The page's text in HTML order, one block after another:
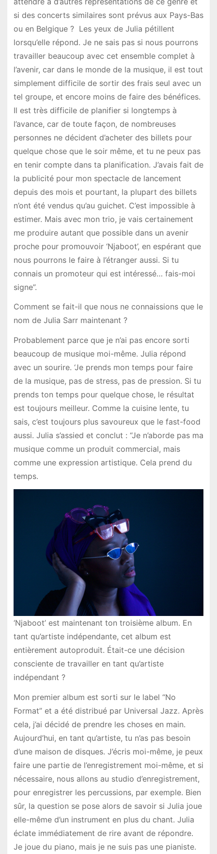
si des concerts similaires sont prévus aux Pays-Bas
ou en Belgique ? Les yeux de Julia pétillent
lorsqu’elle répond. Je ne sais pas si nous pourrons
travailler beaucoup avec cet ensemble complet à
l’avenir, car dans le monde de la musique, il est tout
simplement difficile de sortir des frais seul avec un
tel groupe, et encore moins de faire des bénéfices.
Il est très difficile de planifier si longtemps à
l’avance, car de toute façon, de nombreuses
personnes ne décident d’acheter des billets pour
quelque chose que le soir même, et tu ne peux pas
en tenir compte dans ta planification. J’avais fait de
la publicité pour mon spectacle de lancement
depuis des mois et pourtant, la plupart des billets
n’ont été vendus qu’au guichet. C’est impossible à
estimer. Mais avec mon trio, je vais certainement
me produire autant que possible dans un avenir
proche pour promouvoir ‘Njaboot’, en espérant que
nous pourrons le faire à l’étranger aussi. Si tu
connais un promoteur qui est intéressé… fais-moi
signe”.
Comment se fait-il que nous ne connaissions que le
nom de Julia Sarr maintenant ?
Probablement parce que je n’ai pas encore sorti
beaucoup de musique moi-même. Julia répond
avec un sourire. ‘Je prends mon temps pour faire
de la musique, pas de stress, pas de pression. Si tu
prends ton temps pour quelque chose, le résultat
est toujours meilleur. Comme la cuisine lente, tu
sais, c’est toujours plus savoureux que le fast-food
aussi. Julia s’assied et conclut : “Je n’aborde pas ma
musique comme un produit commercial, mais
comme une expression artistique. Cela prend du
temps.
‘Njaboot’ est maintenant ton troisième album. En
tant qu’artiste indépendante, cet album est
entièrement autoproduit. Était-ce une décision
consciente de travailler en tant qu’artiste
indépendant ?
Mon premier album est sorti sur le label “No
Format” et a été distribué par Universal Jazz. Après
cela, j’ai décidé de prendre les choses en main.
Aujourd’hui, en tant qu’artiste, tu n’as pas besoin
d’une maison de disques. J’écris moi-même, je peux
faire une partie de l’enregistrement moi-même, et si
nécessaire, nous allons au studio d’enregistrement,
pour enregistrer les percussions, par exemple. Bien
sûr, la question se pose alors de savoir si Julia joue
elle-même d’un instrument en plus du chant. Julia
éclate immédiatement de rire avant de répondre.
Je joue du piano, mais je ne suis pas une pianiste.